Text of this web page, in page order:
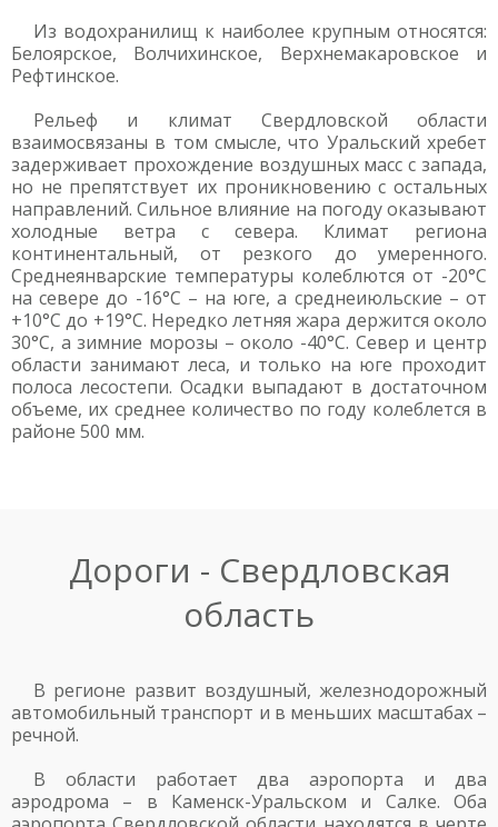
Из водохранилищ к наиболее крупным относятся:
Белоярское, Волчихинское, Верхнемакаровское и
Рефтинское.
Рельеф и климат Свердловской области
взаимосвязаны в том смысле, что Уральский хребет
задерживает прохождение воздушных масс с запада,
но не препятствует их проникновению с остальных
направлений. Сильное влияние на погоду оказывают
холодные ветра с севера. Климат региона
континентальный, от резкого до умеренного.
Среднеянварские температуры колеблются от -20°С
на севере до -16°С – на юге, а среднеиюльские – от
+10°С до +19°С. Нередко летняя жара держится около
30°С, а зимние морозы – около -40°С. Север и центр
области занимают леса, и только на юге проходит
полоса лесостепи. Осадки выпадают в достаточном
объеме, их среднее количество по году колеблется в
районе 500 мм.
Дороги - Свердловская
область
В регионе развит воздушный, железнодорожный
автомобильный транспорт и в меньших масштабах –
речной.
В области работает два аэропорта и два
аэродрома – в Каменск-Уральском и Салке. Оба